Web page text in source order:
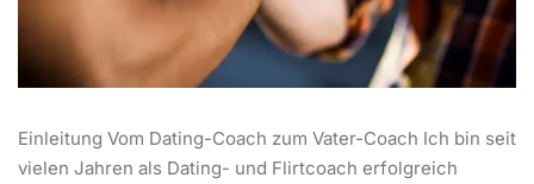
Einleitung Vom Dating-Coach zum Vater-Coach Ich bin seit
vielen Jahren als Dating- und Flirtcoach erfolgreich